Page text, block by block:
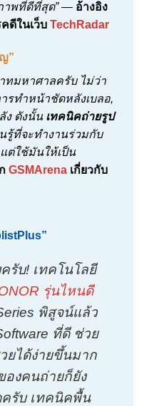
าพที่ดีที่สุด”— อ้างอิง
ดีในเว็บ TechRadar
”
ทมหาศาลครับ ไม่ว่า
ารทำหน้าชัดหลังเบลอ,
ง ดังนั้น เทคนิคถ่ายรูป
รู้ที่จะทำงานร่วมกับ
ต่ใช้มันให้เป็น
GSMArena เกี่ยวกับ
ครับ! เทคโนโลยี
รุ่นไหนดี
พิสูจน์แล้ว
ที่ดี ช่วย
ยได้ง่ายขึ้นมาก
องคนถ่ายก็ยัง
รับ เทคนิคพื้น